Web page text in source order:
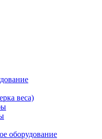
веса)
оборудование